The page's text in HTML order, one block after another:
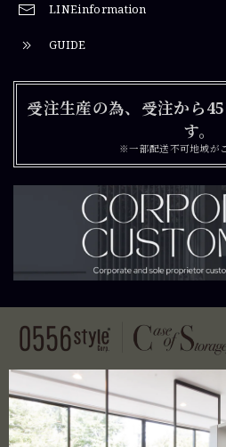
LINEinformation
GUIDE
受注生産の為、受注から
す。
※一部配送不可地域が